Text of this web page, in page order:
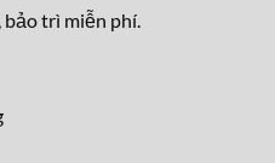
bảo trì miễn phí.